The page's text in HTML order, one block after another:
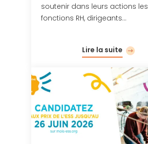
soutenir dans leurs actions les
fonctions RH, dirigeants…
Lire la suite